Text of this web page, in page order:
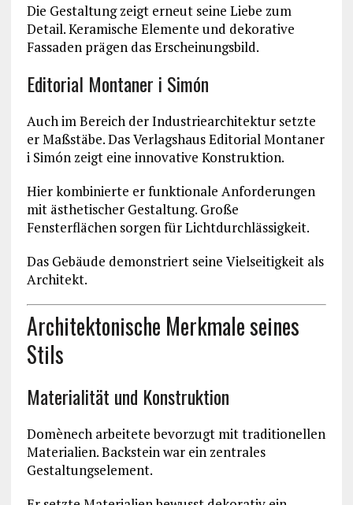
Die Gestaltung zeigt erneut seine Liebe zum
Detail. Keramische Elemente und dekorative
Fassaden prägen das Erscheinungsbild.
Editorial Montaner i Simón
Auch im Bereich der Industriearchitektur setzte
er Maßstäbe. Das Verlagshaus Editorial Montaner
i Simón zeigt eine innovative Konstruktion.
Hier kombinierte er funktionale Anforderungen
mit ästhetischer Gestaltung. Große
Fensterflächen sorgen für Lichtdurchlässigkeit.
Das Gebäude demonstriert seine Vielseitigkeit als
Architekt.
Architektonische Merkmale seines
Stils
Materialität und Konstruktion
Domènech arbeitete bevorzugt mit traditionellen
Materialien. Backstein war ein zentrales
Gestaltungselement.